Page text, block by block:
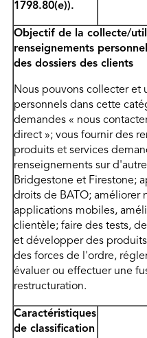
1798.80(e)).
Objectif de la collecte/
renseignements
des dossiers des clients
Nous pouvons collecter et
personnels dans cette
demandes « nous
direct »; vous fournir des
produits et services
renseignements sur
Bridgestone et Firestone;
droits de BATO; améliorer
applications mobiles,
clientèle; faire des tests,
et développer des
des forces de l'ordre,
évaluer ou effectuer une
restructuration.
Caractéristiques
de classification